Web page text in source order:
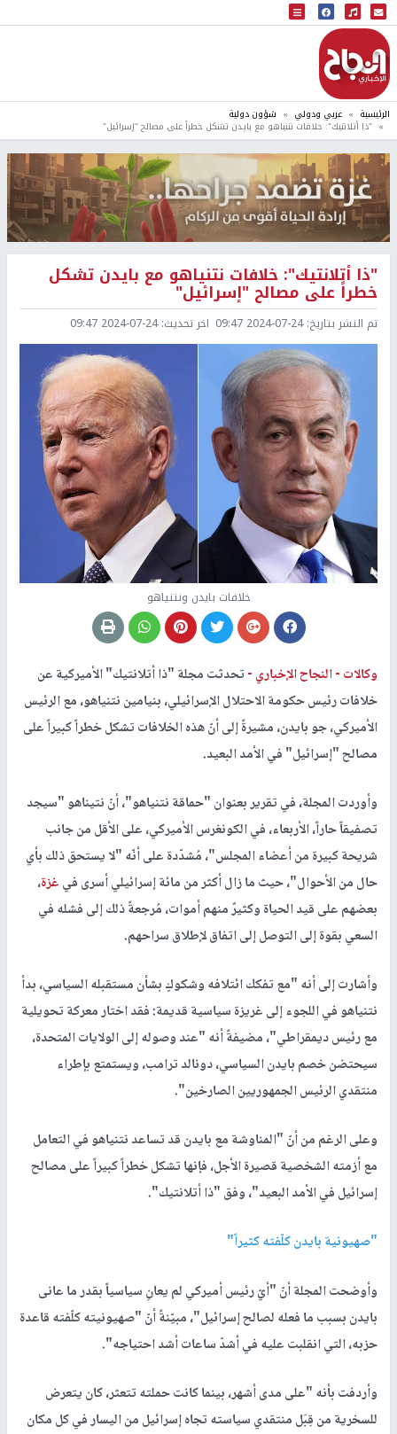
البث المباشر
إذاعة النجاح
الرئيسية عربي ودولي شؤون دولية
"ذا أتلانتيك": خلافات نتنياهو مع بايدن تشكل خطراً على مصالح "إسرائيل"
"ذا أتلانتيك": خلافات نتنياهو مع بايدن تشكل
خطراً على مصالح "إسرائيل"
تم النشر بتاريخ:2024-07-24 09:47 اخر تحديث:2024-07-24 09:47
خلافات بايدن ونتنياهو
وكالات -النجاح الإخباري -تحدثت مجلة "ذا أتلانتيك" الأميركية عن
خلافات رئيس حكومة الاحتلال الإسرائيلي، بنيامين نتنياهو، مع الرئيس
الأميركي، جو بايدن، مشيرةً إلى أنّ هذه الخلافات تشكل خطراً كبيراً على
مصالح "إسرائيل" في الأمد البعيد.
وأوردت المجلة، في تقرير بعنوان "حماقة نتنياهو"، أنّ نتيناهو "سيجد
تصفيقاً حاراً، الأربعاء، في الكونغرس الأميركي، على الأقل من جانب
شريحة كبيرة من أعضاء المجلس"، مُشدّدة على أنّه "لا يستحق ذلك بأي
حال من الأحوال"، حيث ما زال أكثر من مائة إسرائيلي أسرى فيغزة،
بعضهم على قيد الحياة وكثيرٌ منهم أموات، مُرجعةً ذلك إلى فشله في
السعي بقوة إلى التوصل إلى اتفاق لإطلاق سراحهم.
وأشارت إلى أنه "مع تفكك ائتلافه وشكوكٍ بشأن مستقبله السياسي، بدأ
نتنياهو في اللجوء إلى غريزة سياسية قديمة: فقد اختار معركة تحويلية
مع رئيس ديمقراطي"، مضيفةً أنه "عند وصوله إلى الولايات المتحدة،
سيحتضن خصم بايدن السياسي، دونالد ترامب، ويستمتع بإطراء
منتقدي الرئيس الجمهوريين الصارخين".
وعلى الرغم من أنّ "المناوشة مع بايدن قد تساعد نتنياهو في التعامل
مع أزمته الشخصية قصيرة الأجل، فإنها تشكل خطراً كبيراً على مصالح
إسرائيل في الأمد البعيد"، وفق "ذا أتلانتيك".
"صهيونية بايدن كلّفته كثيراً"
وأوضحت المجلة أنّ "أيّ رئيس أميركي لم يعانِ سياسياً بقدر ما عانى
بايدن بسبب ما فعله لصالح إسرائيل"، مبيّنةً أنّ "صهيونيته كلّفته قاعدة
حزبه، التي انقلبت عليه في أشدّ ساعات أشد احتياجه".
وأردفت بأنه "على مدى أشهر، بينما كانت حملته تتعثر، كان يتعرض
للسخرية من قِبَل منتقدي سياسته تجاه إسرائيل من اليسار في كل مكان